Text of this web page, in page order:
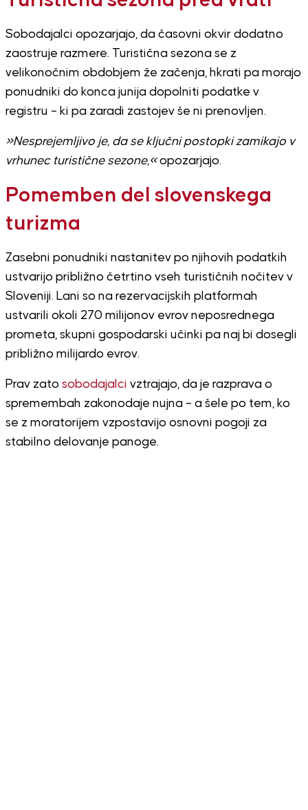
Sobodajalci opozarjajo, da časovni okvir dodatno
zaostruje razmere. Turistična sezona se z
velikonočnim obdobjem že začenja, hkrati pa morajo
ponudniki do konca junija dopolniti podatke v
registru – ki pa zaradi zastojev še ni prenovljen.
»Nesprejemljivo je, da se ključni postopki zamikajo v
vrhunec turistične sezone,«opozarjajo.
Pomemben del slovenskega
turizma
Zasebni ponudniki nastanitev po njihovih podatkih
ustvarijo približno četrtino vseh turističnih nočitev v
Sloveniji. Lani so na rezervacijskih platformah
ustvarili okoli 270 milijonov evrov neposrednega
prometa, skupni gospodarski učinki pa naj bi dosegli
približno milijardo evrov.
Prav zato sobodajalci vztrajajo, da je razprava o
spremembah zakonodaje nujna – a šele po tem, ko
se z moratorijem vzpostavijo osnovni pogoji za
stabilno delovanje panoge.